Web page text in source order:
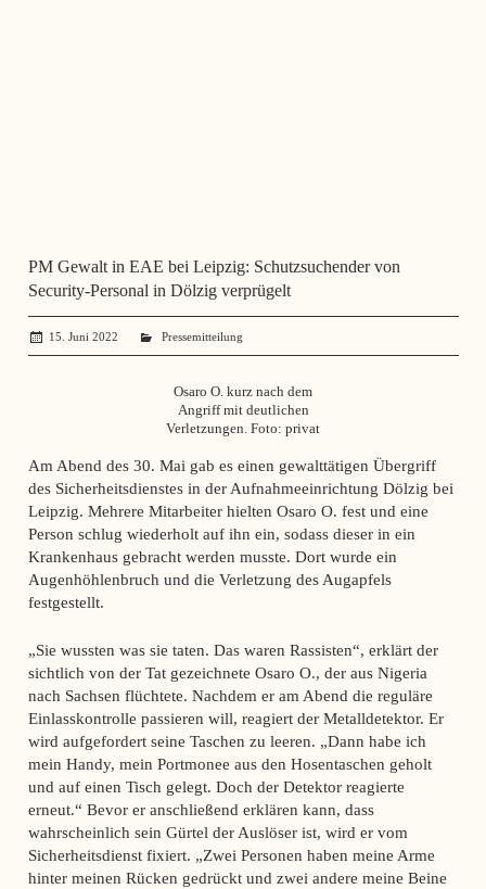
PM Gewalt in EAE bei Leipzig: Schutzsuchender von
Security-Personal in Dölzig verprügelt
15. Juni 2022 administrator
Pressemitteilung
Osaro O. kurz nach dem
Angriff mit deutlichen
Verletzungen. Foto: privat
Am Abend des 30. Mai gab es einen gewalttätigen Übergriff
des Sicherheitsdienstes in der Aufnahmeeinrichtung Dölzig bei
Leipzig. Mehrere Mitarbeiter hielten Osaro O. fest und eine
Person schlug wiederholt auf ihn ein, sodass dieser in ein
Krankenhaus gebracht werden musste. Dort wurde ein
Augenhöhlenbruch und die Verletzung des Augapfels
festgestellt.
„Sie wussten was sie taten. Das waren Rassisten“, erklärt der
sichtlich von der Tat gezeichnete Osaro O., der aus Nigeria
nach Sachsen flüchtete. Nachdem er am Abend die reguläre
Einlasskontrolle passieren will, reagiert der Metalldetektor. Er
wird aufgefordert seine Taschen zu leeren. „Dann habe ich
mein Handy, mein Portmonee aus den Hosentaschen geholt
und auf einen Tisch gelegt. Doch der Detektor reagierte
erneut.“ Bevor er anschließend erklären kann, dass
wahrscheinlich sein Gürtel der Auslöser ist, wird er vom
Sicherheitsdienst fixiert. „Zwei Personen haben meine Arme
hinter meinen Rücken gedrückt und zwei andere meine Beine